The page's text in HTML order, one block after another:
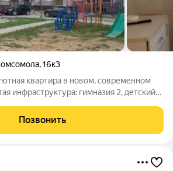
,16к3
квартира в новом, современном
инфраструктура: гимназия 2, детский
для молодой пары, так и одинокого
Позвонить